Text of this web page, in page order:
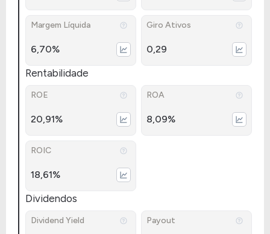
Margem Líquida
6,70%
Giro Ativos
0,29
Rentabilidade
ROE
20,91%
ROA
8,09%
ROIC
18,61%
Dividendos
Dividend Yield Payout